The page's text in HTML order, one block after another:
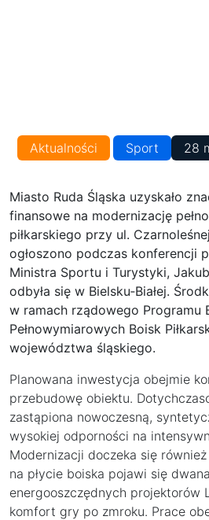
Aktualności Sport 28
Miasto Ruda Śląska uzyskało
finansowe na modernizację
piłkarskiego przy ul.
ogłoszono podczas konferencji
Ministra Sportu i Turystyki,
odbyła się w Bielsku‑Białej.
w ramach rządowego Programu
Pełnowymiarowych Boisk
województwa śląskiego.
Planowana inwestycja obejmie
przebudowę obiektu.
zastąpiona nowoczesną,
wysokiej odporności na
Modernizacji doczeka się
na płycie boiska pojawi się
energooszczędnych projektorów
komfort gry po zmroku. Prace